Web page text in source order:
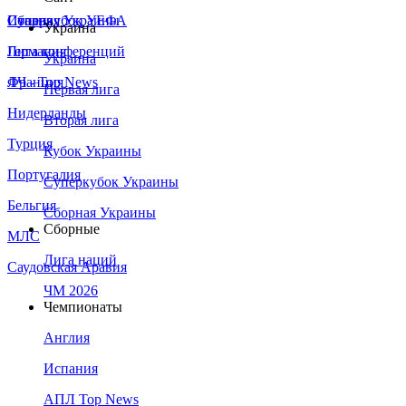
Сборная Украины
Италия
Германия
Франция
Нидерланды
Турция
Португалия
Бельгия
МЛС
Саудовская Аравия
Суперкубок УЕФА
Лига конференций
ЛЧ - Top News
Украина
Украина
Первая лига
Вторая лига
Кубок Украины
Суперкубок Украины
Сборная Украины
Сборные
Лига наций
ЧМ 2026
Чемпионаты
Англия
Испания
АПЛ Top News